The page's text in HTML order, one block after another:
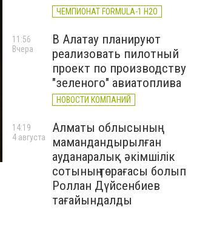
ЧЕМПИОНАТ FORMULA-1 H2O
В Алатау планируют
реализовать пилотный
проект по производству
"зеленого" авиатоплива
НОВОСТИ КОМПАНИЙ
11:56
Вчера
Алматы облысының
мамандандырылған
ауданаралық әкімшілік
сотының төрағасы болып
Роллан Дүйсенбиев
тағайындалды
14:19
4 августа